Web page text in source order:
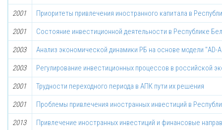
2001 Приоритеты привлечения иностранного капитала в
2001 Состояние инвестиционной деятельности в Республике
2003 Анализ экономической динамики РБ на основе модели "AD-
2003 Регулирование инвестиционных процессов в российской
2001 Трудности переходного периода в АПК пути их решения
2001 Проблемы привлечения иностранных инвестиций в
2013 Привлечение иностранных инвестиций и финансовые